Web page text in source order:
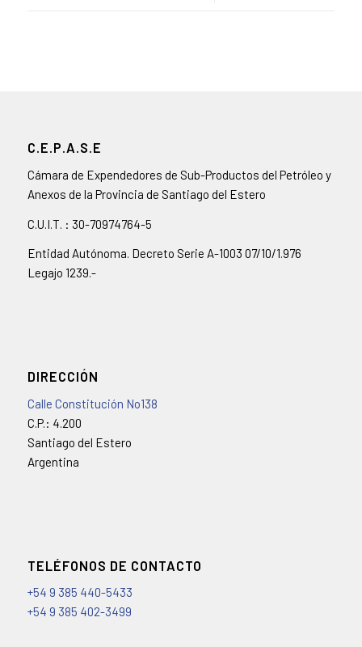
C.E.P.A.S.E
Cámara de Expendedores de Sub-Productos del Petróleo y
Anexos de la Provincia de Santiago del Estero
C.U.I.T. : 30-70974764-5
Entidad Autónoma. Decreto Serie A-1003 07/10/1.976
Legajo 1239.-
DIRECCIÓN
Calle Constitución No138
C.P.: 4.200
Santiago del Estero
Argentina
TELÉFONOS DE CONTACTO
+54 9 385 440-5433
+54 9 385 402-3499